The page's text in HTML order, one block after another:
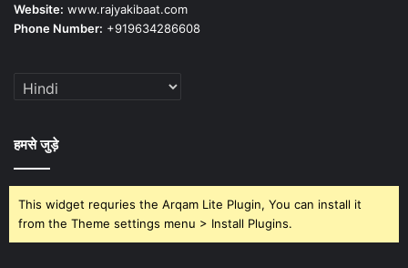
Website: www.rajyakibaat.com
Phone Number: +919634286608
हमसे जुड़े
This widget requries the Arqam Lite Plugin, You can install it
from the Theme settings menu > Install Plugins.